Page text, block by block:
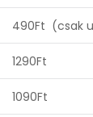
490Ft (csak
1290Ft
1090Ft